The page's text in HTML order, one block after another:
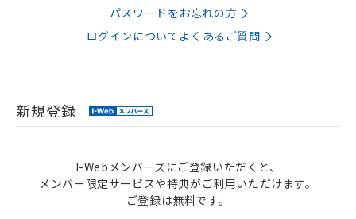
パスワードをお忘れの方
ログインについてよくあるご質問
新規登録
I-Webメンバーズにご登録いただくと、
メンバー限定サービスや特典がご利用いただけます。
ご登録は無料です。